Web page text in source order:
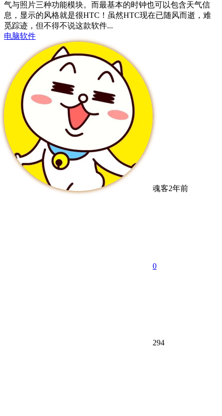
气与照片三种功能模块。而最基本的时钟也可以包含天气信
息，显示的风格就是很HTC！虽然HTC现在已随风而逝，难
觅踪迹，但不得不说这款软件...
电脑软件
魂客2年前
0
294